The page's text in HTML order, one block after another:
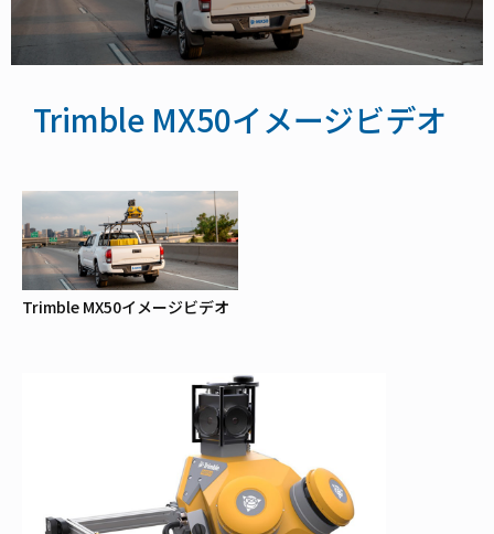
Trimble MX50イメージビデオ
Trimble MX50イメージビデオ